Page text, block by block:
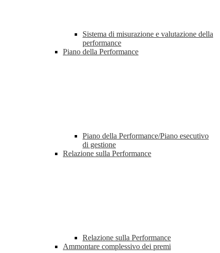
Sistema di misurazione e valutazione della
performance
Piano della Performance
Piano della Performance/Piano esecutivo
di gestione
Relazione sulla Performance
Relazione sulla Performance
Ammontare complessivo dei premi